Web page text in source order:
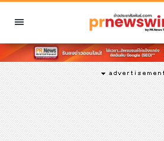
หมวดหมู่
พีอาร์ นิวส์ไวร์
สินค้า, บริการ
โปรโมชั่น
งานอีเว้นท์
รีวิว